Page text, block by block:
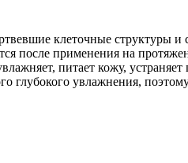
клеточные структуры и
после применения на
питает кожу, устраняет
глубокого увлажнения,